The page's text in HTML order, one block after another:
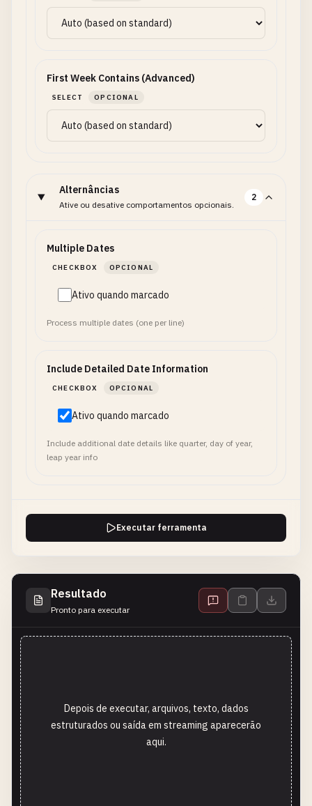
First Week Contains (Advanced)
SELECT OPCIONAL
Alternâncias
Ative ou desative comportamentos opcionais.
2
Multiple Dates
CHECKBOX OPCIONAL
Ativo quando marcado
Process multiple dates (one per line)
Include Detailed Date Information
CHECKBOX OPCIONAL
Ativo quando marcado
Include additional date details like quarter, day of year,
leap year info
Executar ferramenta
Resultado
Pronto para executar
Depois de executar, arquivos, texto, dados
estruturados ou saída em streaming aparecerão
aqui.